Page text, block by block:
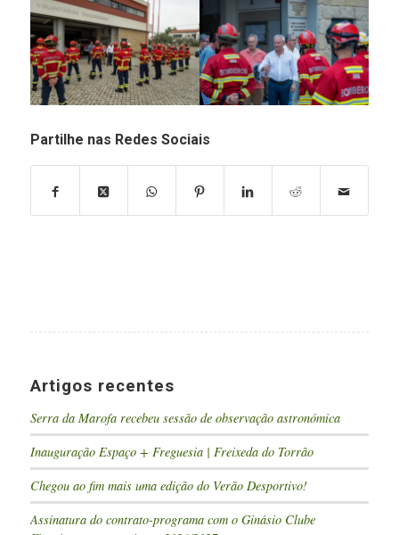
Partilhe nas Redes Sociais
Artigos recentes
Serra da Marofa recebeu sessão de observação astronómica
Inauguração Espaço + Freguesia | Freixeda do Torrão
Chegou ao fim mais uma edição do Verão Desportivo!
Assinatura do contrato-programa com o Ginásio Clube